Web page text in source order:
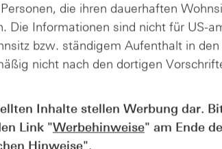
Der Blick ins Kleingedruckte:
Kündigungen bei Derivaten -
vom 04.08.2026
die ihren dauerhaften
Die Informationen sind nicht für US-
bzw. ständigem Aufenthalt in
nicht nach den dortigen
Inhalte stellen Werbung dar.
Link "Werbehinweise" am Ende
Hinweise".